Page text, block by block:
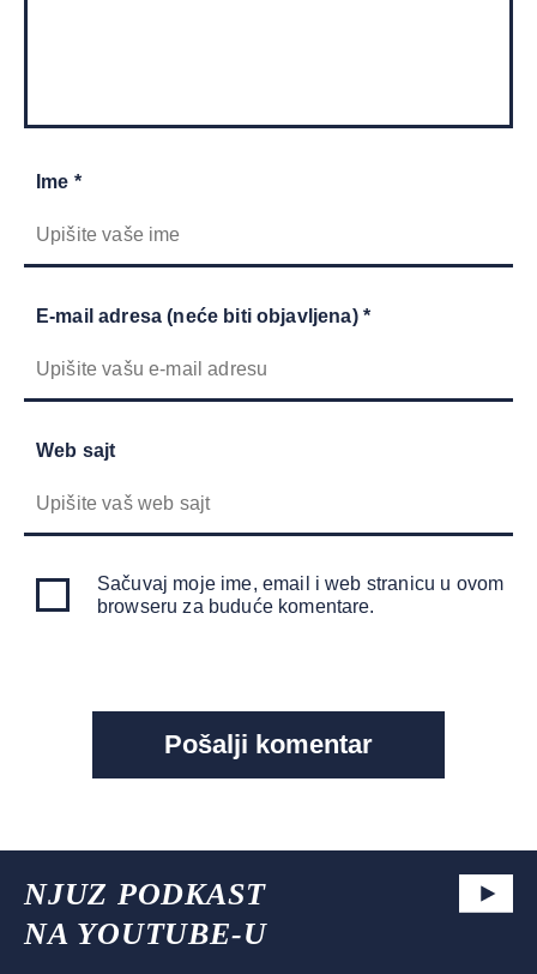
Ime *
E-mail adresa (neće biti objavljena) *
Web sajt
Sačuvaj moje ime, email i web stranicu u ovom
browseru za buduće komentare.
NJUZ PODKAST
NA YOUTUBE-U